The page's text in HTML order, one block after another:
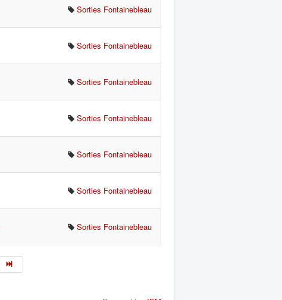
Sorties Fontainebleau
Sorties Fontainebleau
Sorties Fontainebleau
Sorties Fontainebleau
Sorties Fontainebleau
Sorties Fontainebleau
Sorties Fontainebleau